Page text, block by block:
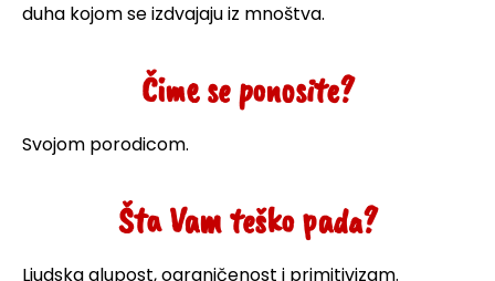
duha kojom se izdvajaju iz mnoštva.
Čime se ponosite?
Svojom porodicom.
Šta Vam teško pada?
Ljudska glupost, ograničenost i primitivizam.